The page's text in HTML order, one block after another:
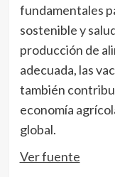
fundamentales
sostenible y
producción de
adecuada, las
también
economía
global.
Ver fuente